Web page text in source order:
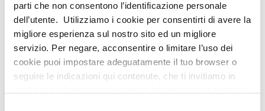
parti che non consentono l’identificazione personale
dell’utente. Utilizziamo i cookie per consentirti di avere la
migliore esperienza sul nostro sito ed un migliore
servizio. Per negare, acconsentire o limitare l’uso dei
cookie puoi impostare adeguatamente il tuo browser o
seguire le indicazioni qui contenute, che ti invitiamo in
ALTRE NOTIZIE